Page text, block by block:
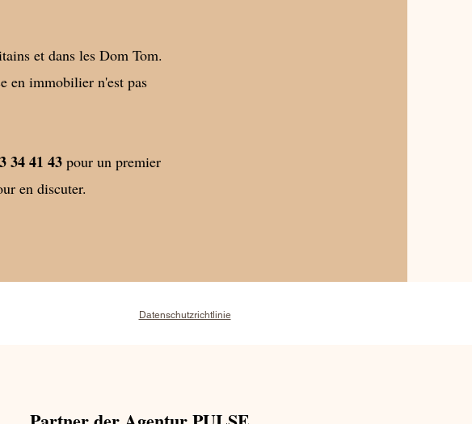
et dans les Dom Tom.
en immobilier n'est pas
34 41 43pour un premier
en discuter.
Datenschutzrichtlinie